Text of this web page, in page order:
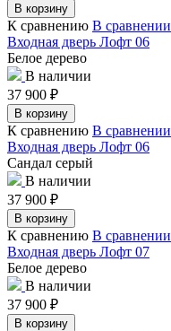
В корзину
К сравнению В сравнении
Входная дверь Лофт 06
Белое дерево
В наличии
37 900 ₽
В корзину
К сравнению В сравнении
Входная дверь Лофт 06
Сандал серый
В наличии
37 900 ₽
В корзину
К сравнению В сравнении
Входная дверь Лофт 07
Белое дерево
В наличии
37 900 ₽
В корзину